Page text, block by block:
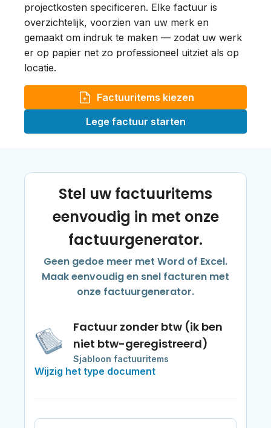
projectkosten specificeren. Elke factuur is
overzichtelijk, voorzien van uw merk en
gemaakt om indruk te maken — zodat uw werk
er op papier net zo professioneel uitziet als op
locatie.
Factuuritems kiezen
Lege factuur starten
Stel uw factuuritems
eenvoudig in met onze
factuurgenerator.
Geen gedoe meer met Word of Excel.
Maak eenvoudig en snel facturen met
onze factuurgenerator.
Factuur zonder btw (ik ben
niet btw-geregistreerd)
Sjabloon factuuritems
Wijzig het type document